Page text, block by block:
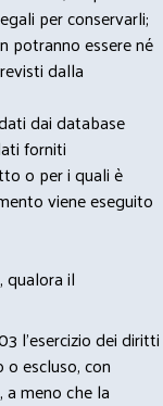
per conservarli;
potranno essere né
dalla
dai database
forniti
o per i quali è
viene eseguito
qualora il
l’esercizio dei diritti
escluso, con
meno che la